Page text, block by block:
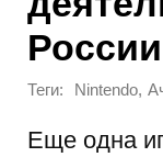
России
Теги: Nintendo,
Еще одна